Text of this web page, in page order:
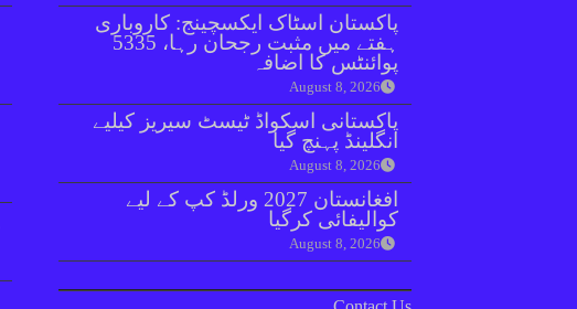
پاکستان اسٹاک ایکسچینج: کاروباری
ہفتے میں مثبت رجحان رہا، 5335
پوائنٹس کا اضافہ
August 8, 2026
پاکستانی اسکواڈ ٹیسٹ سیریز کیلیے
انگلینڈ پہنچ گیا
August 8, 2026
افغانستان 2027 ورلڈ کپ کے لیے
کوالیفائی کرگیا
August 8, 2026